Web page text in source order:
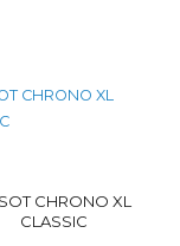
CHRONO XL
CLASSIC